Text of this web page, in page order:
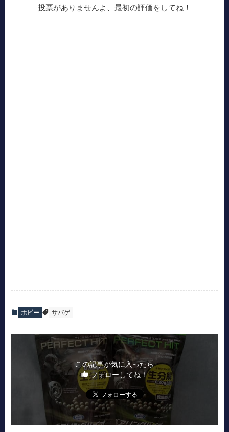
投票がありませんよ、最初の評価をしてね！
ホビー サバゲ
この記事が気に入ったら
フォローしてね！